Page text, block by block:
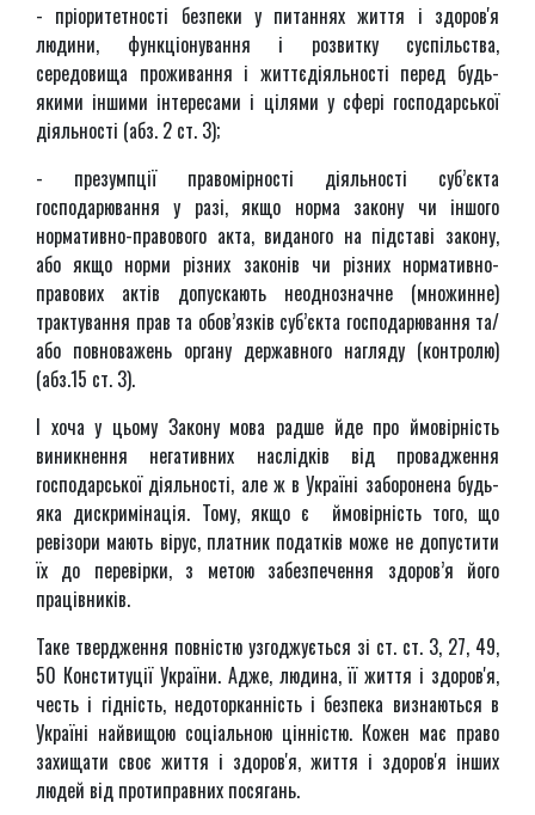
- пріоритетності безпеки у питаннях життя і здоров'я
людини, функціонування і розвитку суспільства,
середовища проживання і життєдіяльності перед будь-
якими іншими інтересами і цілями у сфері господарської
діяльності (абз. 2 ст. 3);
- презумпції правомірності діяльності суб’єкта
господарювання у разі, якщо норма закону чи іншого
нормативно-правового акта, виданого на підставі закону,
або якщо норми різних законів чи різних нормативно-
правових актів допускають неоднозначне (множинне)
трактування прав та обов’язків суб’єкта господарювання та/
або повноважень органу державного нагляду (контролю)
(абз.15 ст. 3).
І хоча у цьому Закону мова радше йде про ймовірність
виникнення негативних наслідків від провадження
господарської діяльності, але ж в Україні заборонена будь-
яка дискримінація. Тому, якщо є ймовірність того, що
ревізори мають вірус, платник податків може не допустити
їх до перевірки, з метою забезпечення здоров’я його
працівників.
Таке твердження повністю узгоджується зі ст. ст. 3, 27, 49,
50 Конституції України. Адже, людина, її життя і здоров'я,
честь і гідність, недоторканність і безпека визнаються в
Україні найвищою соціальною цінністю. Кожен має право
захищати своє життя і здоров'я, життя і здоров'я інших
людей від протиправних посягань.